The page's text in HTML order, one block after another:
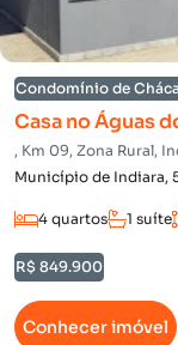
Condomínio de
Casa no Águas
, Km 09, Zona Rural,
Município de Indiara,
4 quartos 1 suíte
R$ 849.900
Conhecer imóvel